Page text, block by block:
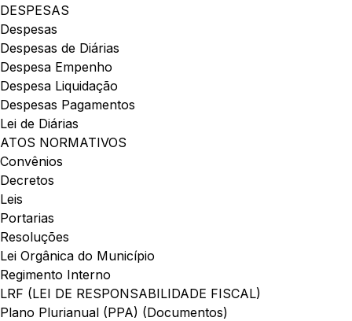
DESPESAS
Despesas
Despesas de Diárias
Despesa Empenho
Despesa Liquidação
Despesas Pagamentos
Lei de Diárias
ATOS NORMATIVOS
Convênios
Decretos
Leis
Portarias
Resoluções
Lei Orgânica do Município
Regimento Interno
LRF (LEI DE RESPONSABILIDADE FISCAL)
Plano Plurianual (PPA) (Documentos)